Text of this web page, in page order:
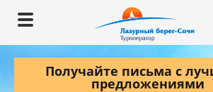
Получайте письма с
предложениями